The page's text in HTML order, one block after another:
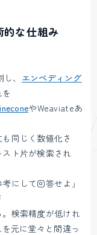
な仕組み
、 エンベディング
やWeaviateあ
同じく数値化さ
ト片が検索され
にして回答せよ」
。検索精度が低けれ
元に堂々と間違っ